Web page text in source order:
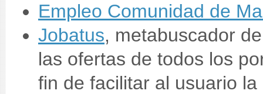
Empleo Comunidad de
Jobatus, metabuscador
las ofertas de todos los
fin de facilitar al usuario